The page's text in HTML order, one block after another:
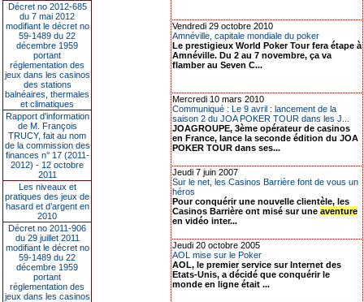
Décret no 2012-685
du 7 mai 2012
modifiant le décret no
59-1489 du 22
décembre 1959
portant
réglementation des
jeux dans les casinos
des stations
balnéaires, thermales
et climatiques
Rapport d'information
de M. François
TRUCY, fait au nom
de la commission des
finances n° 17 (2011-
2012) - 12 octobre
2011
Les niveaux et
pratiques des jeux de
hasard et d’argent en
2010
Décret no 2011-906
du 29 juillet 2011
modifiant le décret no
59-1489 du 22
décembre 1959
portant
réglementation des
jeux dans les casinos
Vendredi 29 octobre 2010
Amnéville, capitale mondiale du poker
Le prestigieux World Poker Tour fera étape à
Amnéville. Du 2 au 7 novembre, ça va
flamber au Seven C...
Mercredi 10 mars 2010
Communiqué : Le 9 avril : lancement de la
saison 2 du JOA POKER TOUR dans les J...
JOAGROUPE, 3ème opérateur de casinos
en France, lance la seconde édition du JOA
POKER TOUR dans ses...
Jeudi 7 juin 2007
Sur le net, les Casinos Barrière font de vous un
héros
Pour conquérir une nouvelle clientèle, les
Casinos Barrière ont misé sur une aventure
en vidéo inter...
Jeudi 20 octobre 2005
AOL mise sur le Poker
AOL, le premier service sur Internet des
Etats-Unis, a décidé que conquérir le
monde en ligne était ...